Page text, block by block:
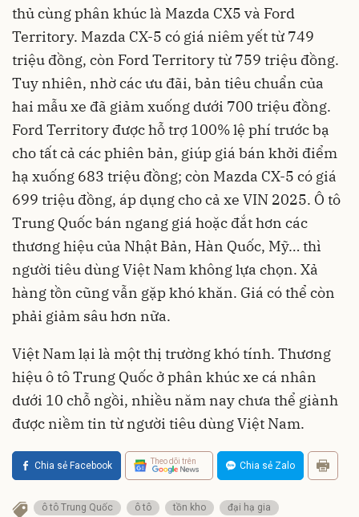
thủ cùng phân khúc là Mazda CX5 và Ford
Territory. Mazda CX-5 có giá niêm yết từ 749
triệu đồng, còn Ford Territory từ 759 triệu đồng.
Tuy nhiên, nhờ các ưu đãi, bản tiêu chuẩn của
hai mẫu xe đã giảm xuống dưới 700 triệu đồng.
Ford Territory được hỗ trợ 100% lệ phí trước bạ
cho tất cả các phiên bản, giúp giá bán khởi điểm
hạ xuống 683 triệu đồng; còn Mazda CX-5 có giá
699 triệu đồng, áp dụng cho cả xe VIN 2025. Ô tô
Trung Quốc bán ngang giá hoặc đắt hơn các
thương hiệu của Nhật Bản, Hàn Quốc, Mỹ… thì
người tiêu dùng Việt Nam không lựa chọn. Xả
hàng tồn cũng vẫn gặp khó khăn. Giá có thể còn
phải giảm sâu hơn nữa.
Việt Nam lại là một thị trường khó tính. Thương
hiệu ô tô Trung Quốc ở phân khúc xe cá nhân
dưới 10 chỗ ngồi, nhiều năm nay chưa thể giành
được niềm tin từ người tiêu dùng Việt Nam.
Chia sẻ Facebook Theo dõi trên Chia sẻ Zalo
ô tô Trung Quốc ô tô tồn kho đại hạ gia